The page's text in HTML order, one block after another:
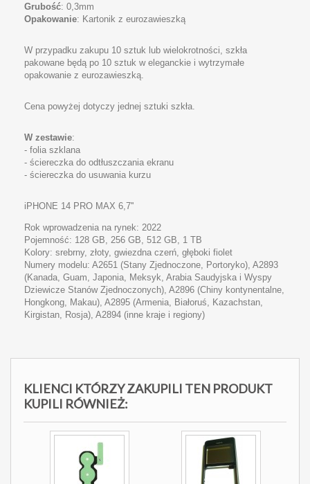
Grubość: 0,3mm
Opakowanie: Kartonik z eurozawieszką
W przypadku zakupu 10 sztuk lub wielokrotności, szkła
pakowane będą po 10 sztuk w eleganckie i wytrzymałe
opakowanie z eurozawieszką.
Cena powyżej dotyczy jednej sztuki szkła.
W zestawie:
- folia szklana
- ściereczka do odtłuszczania ekranu
- ściereczka do usuwania kurzu
iPHONE 14 PRO MAX 6,7''
Rok wprowadzenia na rynek: 2022
Pojemność: 128 GB, 256 GB, 512 GB, 1 TB
Kolory: srebrny, złoty, gwiezdna czerń, głęboki fiolet
Numery modelu: A2651 (Stany Zjednoczone, Portoryko), A2893
(Kanada, Guam, Japonia, Meksyk, Arabia Saudyjska i Wyspy
Dziewicze Stanów Zjednoczonych), A2896 (Chiny kontynentalne,
Hongkong, Makau), A2895 (Armenia, Białoruś, Kazachstan,
Kirgistan, Rosja), A2894 (inne kraje i regiony)
KLIENCI KTÓRZY ZAKUPILI TEN PRODUKT
KUPILI RÓWNIEŻ: